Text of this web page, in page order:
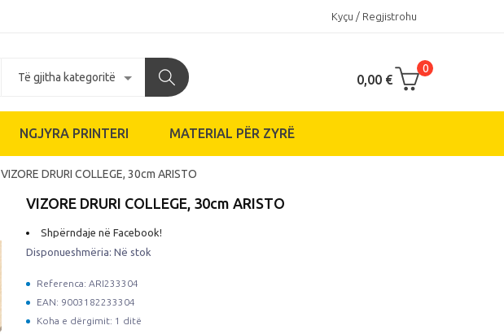
Kyçu / Regjistrohu
0,00 €
0
NGJYRA PRINTERI MATERIAL PËR ZYRË
VIZORE DRURI COLLEGE, 30cm ARISTO
VIZORE DRURI COLLEGE, 30cm ARISTO
Shpërndaje në Facebook!
Disponueshmëria: Në stok
Referenca: ARI233304
EAN: 9003182233304
Koha e dërgimit: 1 ditë